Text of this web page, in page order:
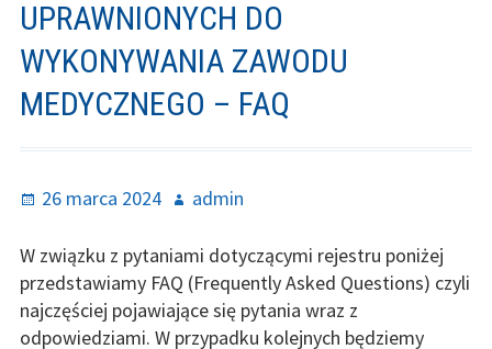
Kim jest opiekun medyczny?
Materiały do nauki
Organizacje pozarządowe
UPRAWNIONYCH DO
WYKONYWANIA ZAWODU
MEDYCZNEGO – FAQ
Opublikowano
26 marca 2024 Autoradmin
W związku z pytaniami dotyczącymi rejestru poniżej
przedstawiamy FAQ (Frequently Asked Questions) czyli
najczęściej pojawiające się pytania wraz z
odpowiedziami. W przypadku kolejnych będziemy